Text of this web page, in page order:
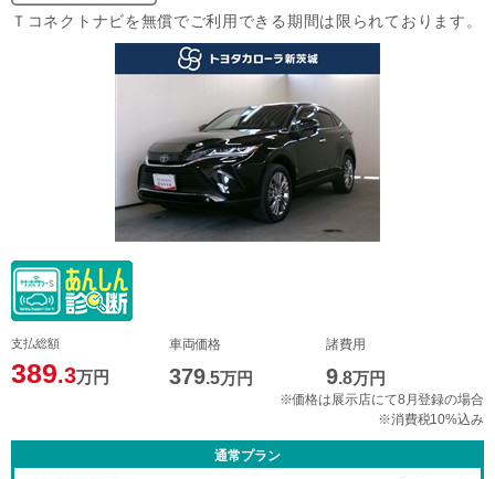
Ｔコネクトナビを無償でご利用できる期間は限られております。
支払総額
389.3万円
車両価格
379.5万円
諸費用
9.8万円
※価格は展示店にて8月登録の場合
※消費税10%込み
通常プラン